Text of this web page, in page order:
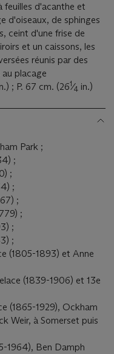
feuilles d'acanthe et
d'oiseaux, de sphinges
ceint d'une frise de
et un caissons, les
réunis par des
placage
; P. 67 cm. (261⁄4 in.)
Park ;
;
;
;
;
;
;
;
(1805-1893) et Anne
(1839-1906) et 13e
(1865-1929), Ockham
Weir, à Somerset puis
1964), Ben Damph